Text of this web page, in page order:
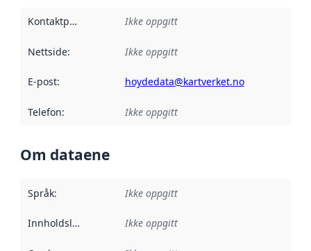
Kontaktpunkt Ikke oppgitt
Nettside: Ikke oppgitt
E-post: hoydedata@kartverket.no
Telefon: Ikke oppgitt
Om dataene
Språk: Ikke oppgitt
Innholdsleverandører :
Ikke oppgitt